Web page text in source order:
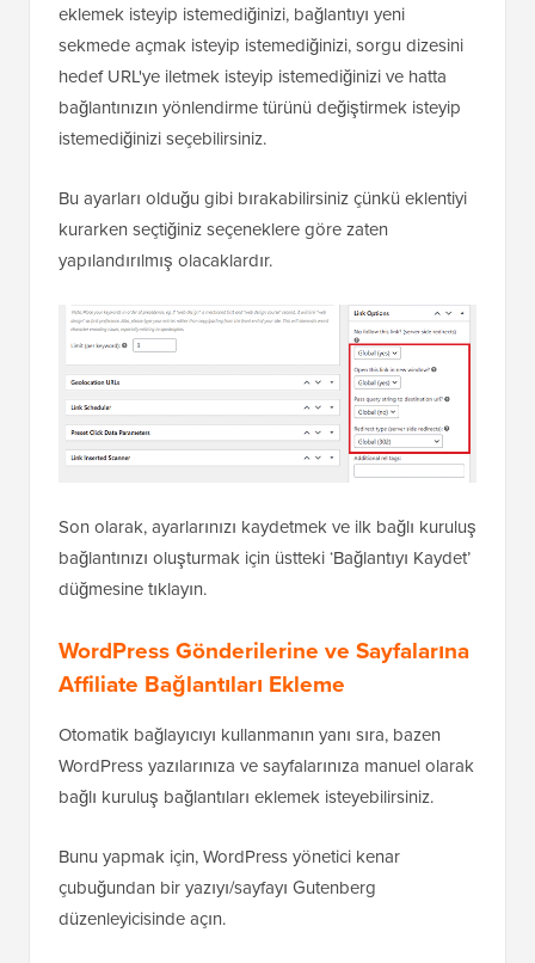
eklemek isteyip istemediğinizi, bağlantıyı yeni
sekmede açmak isteyip istemediğinizi, sorgu dizesini
hedef URL'ye iletmek isteyip istemediğinizi ve hatta
bağlantınızın yönlendirme türünü değiştirmek isteyip
istemediğinizi seçebilirsiniz.
Bu ayarları olduğu gibi bırakabilirsiniz çünkü eklentiyi
kurarken seçtiğiniz seçeneklere göre zaten
yapılandırılmış olacaklardır.
Son olarak, ayarlarınızı kaydetmek ve ilk bağlı kuruluş
bağlantınızı oluşturmak için üstteki ‘Bağlantıyı Kaydet’
düğmesine tıklayın.
WordPress Gönderilerine ve Sayfalarına
Affiliate Bağlantıları Ekleme
Otomatik bağlayıcıyı kullanmanın yanı sıra, bazen
WordPress yazılarınıza ve sayfalarınıza manuel olarak
bağlı kuruluş bağlantıları eklemek isteyebilirsiniz.
Bunu yapmak için, WordPress yönetici kenar
çubuğundan bir yazıyı/sayfayı Gutenberg
düzenleyicisinde açın.